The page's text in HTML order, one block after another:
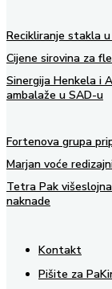
Recikliranje stakla
Cijene sirovina za
Sinergija Henkela i
ambalaže u SAD-u
Fortenova grupa
Marjan voće
Tetra Pak
naknade
Kontakt
Pišite za